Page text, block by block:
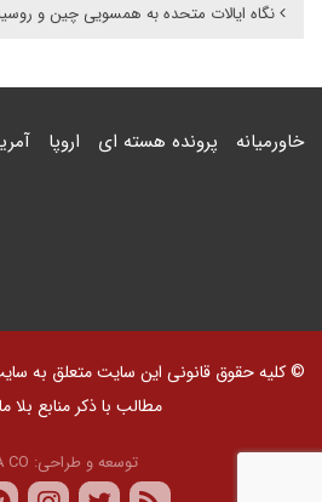
نگاه ایالات متحده به همسویی چین و
خاورمیانه پرونده هسته ای اروپا
© کلیه حقوق قانونی این سایت متعلق به
مطالب با ذکر منابع بلا
توسعه و طراحی: CO